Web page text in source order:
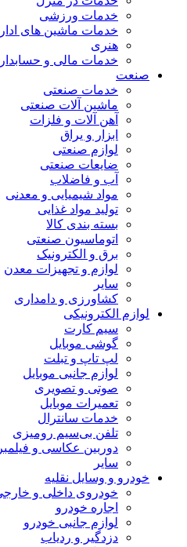
خدمات ورزشی
خدمات ماشین های اداری
هنری
خدمات مالی و حسابداری
صنعت
خدمات صنعتی
ماشین آلات صنعتی
آهن آلات و فلزات
ابزار و یراق
لوازم صنعتی
ضایعات صنعتی
آب و فاضلاب
مواد شیمیایی و معدنی
تولید مواد غذایی
بسته بندی کالا
اتوماسیون صنعتی
برق و الکترونیک
لوازم و تجهیزات معدن
سایر
کشاورزی و دامداری
لوازم الکترونیکی
سیم کارت
گوشی موبایل
لپ تاپ و تبلت
لوازم جانبی موبایل
صوتی و تصویری
تعمیرات موبایل
خدمات سانترال
تلفن بی‌سیم رومیزی
دوربین عکاسی و فیلمبرداری
سایر
خودرو و وسایل نقلیه
خودروی داخلی و خارجی
اجاره خودرو
لوازم جانبی خودرو
دزدگیر و ردیاب